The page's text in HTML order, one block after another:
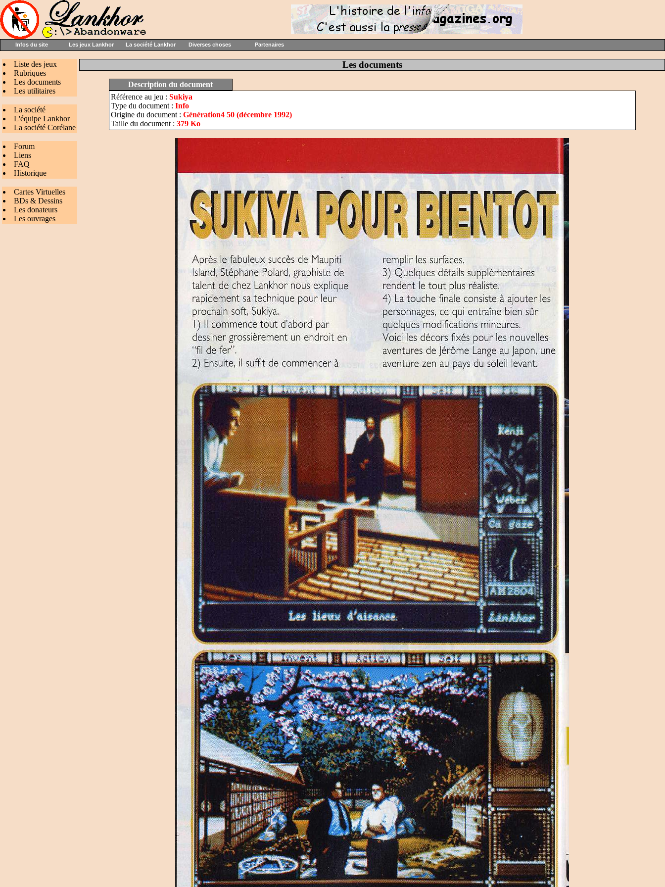
Infos du site Les jeux Lankhor La société Lankhor Diverses choses Partenaires
Liste des jeux
Rubriques
Les documents
Les utilitaires
La société
L'équipe Lankhor
La société Corélane
Forum
Liens
FAQ
Historique
Cartes Virtuelles
BDs & Dessins
Les donateurs
Les ouvrages
Les documents
Description du document
Référence au jeu : Sukiya
Type du document : Info
Origine du document : Génération4 50 (décembre 1992)
Taille du document : 379 Ko